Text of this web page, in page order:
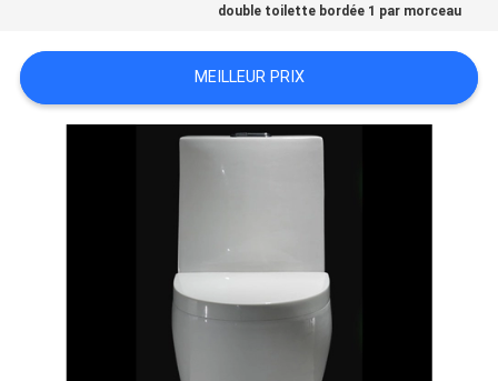
DU
SITE
double toilette bordée 1 par morceau
MEILLEUR PRIX